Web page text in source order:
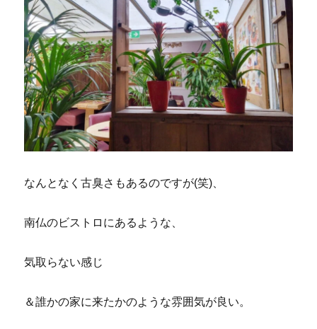
なんとなく古臭さもあるのですが(笑)、
南仏のビストロにあるような、
気取らない感じ
＆誰かの家に来たかのような雰囲気が良い。